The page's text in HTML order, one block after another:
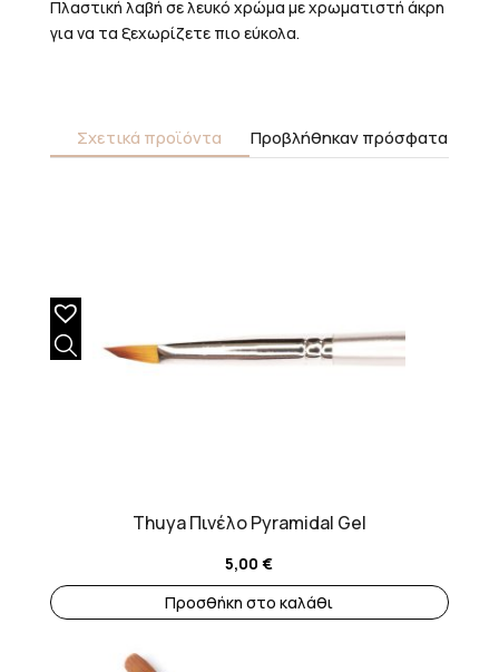
Πλαστική λαβή σε λευκό χρώμα με χρωματιστή άκρη
για να τα ξεχωρίζετε πιο εύκολα.
Σχετικά προϊόντα Προβλήθηκαν πρόσφατα
Thuya Πινέλο Pyramidal Gel
5,00€
Προσθήκη στο καλάθι